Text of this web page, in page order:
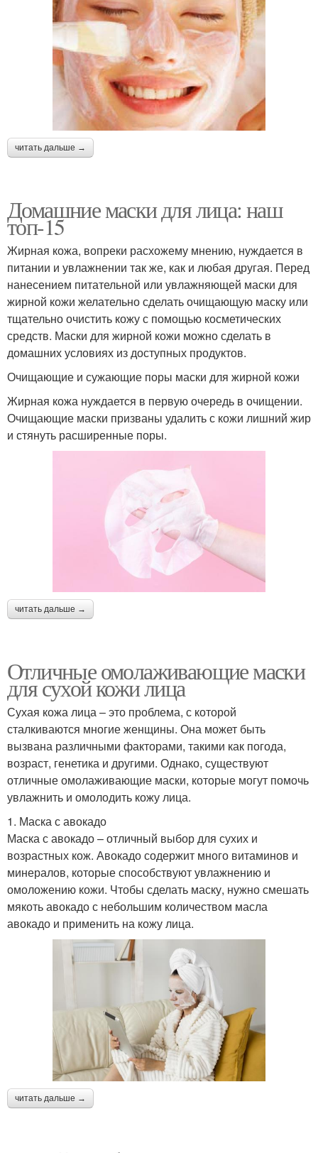
читать дальше →
Домашние маски для лица: наш
топ-15
Жирная кожа, вопреки расхожему мнению, нуждается в
питании и увлажнении так же, как и любая другая. Перед
нанесением питательной или увлажняющей маски для
жирной кожи желательно сделать очищающую маску или
тщательно очистить кожу с помощью косметических
средств. Маски для жирной кожи можно сделать в
домашних условиях из доступных продуктов.
Очищающие и сужающие поры маски для жирной кожи
Жирная кожа нуждается в первую очередь в очищении.
Очищающие маски призваны удалить с кожи лишний жир
и стянуть расширенные поры.
читать дальше →
Отличные омолаживающие маски
для сухой кожи лица
Сухая кожа лица – это проблема, с которой
сталкиваются многие женщины. Она может быть
вызвана различными факторами, такими как погода,
возраст, генетика и другими. Однако, существуют
отличные омолаживающие маски, которые могут помочь
увлажнить и омолодить кожу лица.
1. Маска с авокадо
Маска с авокадо – отличный выбор для сухих и
возрастных кож. Авокадо содержит много витаминов и
минералов, которые способствуют увлажнению и
омоложению кожи. Чтобы сделать маску, нужно смешать
мякоть авокадо с небольшим количеством масла
авокадо и применить на кожу лица.
читать дальше →